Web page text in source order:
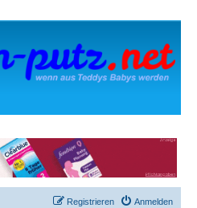
Anmelden
Registrieren